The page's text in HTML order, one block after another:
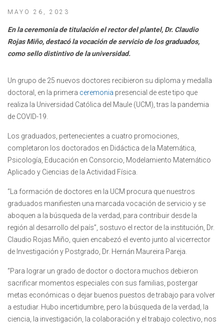
MAYO 26, 2023
En la ceremonia de titulación el rector del plantel, Dr. Claudio
Rojas Miño, destacó la vocación de servicio de los graduados,
como sello distintivo de la universidad.
Un grupo de 25 nuevos doctores recibieron su diploma y medalla
doctoral, en la primera ceremonia presencial de este tipo que
realiza la Universidad Católica del Maule (UCM), tras la pandemia
de COVID-19.
Los graduados, pertenecientes a cuatro promociones,
completaron los doctorados en Didáctica de la Matemática,
Psicología, Educación en Consorcio, Modelamiento Matemático
Aplicado y Ciencias de la Actividad Física.
“La formación de doctores en la UCM procura que nuestros
graduados manifiesten una marcada vocación de servicio y se
aboquen a la búsqueda de la verdad, para contribuir desde la
región al desarrollo del país”, sostuvo el rector de la institución, Dr.
Claudio Rojas Miño, quien encabezó el evento junto al vicerrector
de Investigación y Postgrado, Dr. Hernán Maureira Pareja.
“Para lograr un grado de doctor o doctora muchos debieron
sacrificar momentos especiales con sus familias, postergar
metas económicas o dejar buenos puestos de trabajo para volver
a estudiar. Hubo incertidumbre, pero la búsqueda de la verdad, la
ciencia, la investigación, la colaboración y el trabajo colectivo, nos